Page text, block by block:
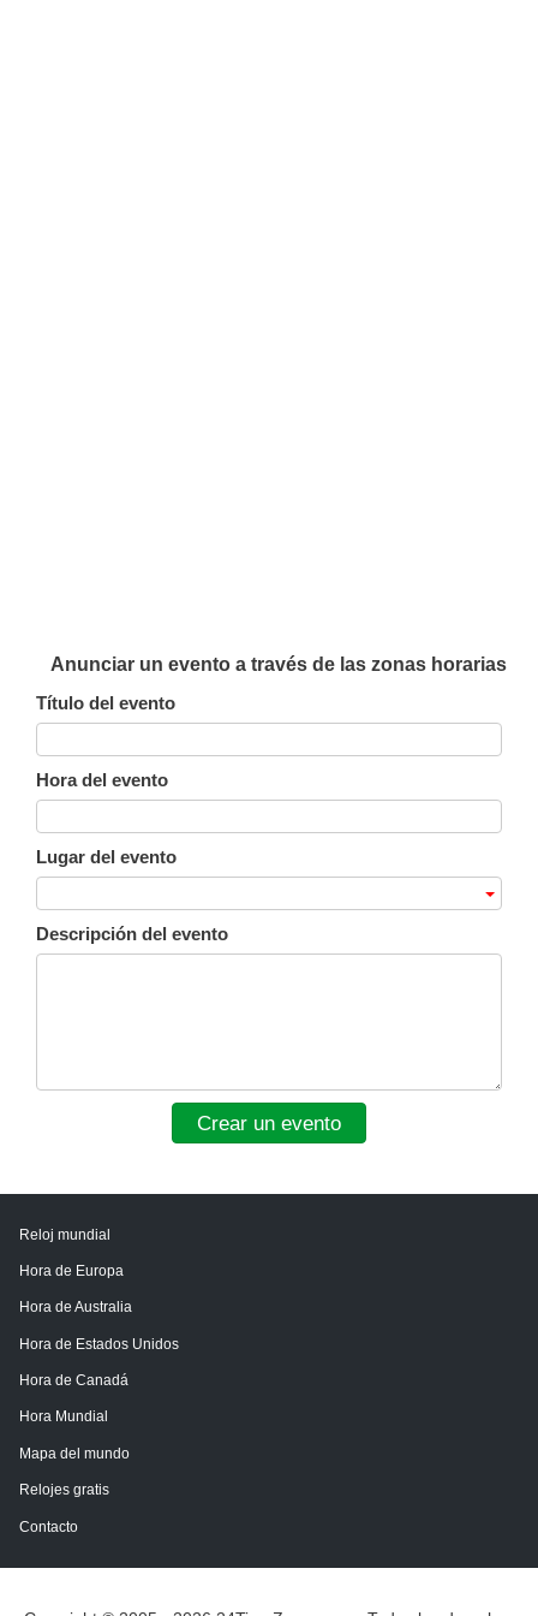
Anunciar un evento a través de las zonas horarias
Título del evento
Hora del evento
Lugar del evento
Descripción del evento
Crear un evento
Reloj mundial
Hora de Europa
Hora de Australia
Hora de Estados Unidos
Hora de Canadá
Hora Mundial
Mapa del mundo
Relojes gratis
Contacto